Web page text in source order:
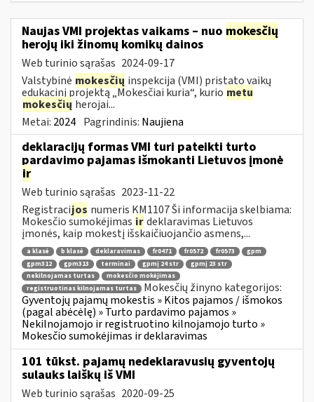
Naujas VMI projektas vaikams – nuo mokesčių
herojų iki žinomų komikų dainos
Web turinio sąrašas 2024-09-17
Valstybinė mokesčių inspekcija (VMI) pristato vaikų
edukacinį projektą „Mokesčiai kuria“, kurio metu
mokesčių herojai...
Metai: 2024 Pagrindinis: Naujiena
deklaracijų formas VMI turi pateikti turto
pardavimo pajamas išmokanti Lietuvos įmonė
ir
Web turinio sąrašas 2023-11-22
Registracijos numeris KM1107 Ši informacija skelbiama:
Mokesčio sumokėjimas irdeklaravimas Lietuvos
įmonės, kaip mokestį išskaičiuojančio asmens,...
a klasė b klasė deklaravimas fr0471 fr0572 fr0573
gpm
gpm312
gpm313 terminai gpmį 24 str
gpmį 23 str
nekilnojamas turtas
mokesčio mokėjimas
registruotinas kilnojamas turtas
Mokesčių žinyno kategorijos:
Gyventojų pajamų mokestis » Kitos pajamos / išmokos
(pagal abėcėlę) » Turto pardavimo pajamos »
Nekilnojamojo ir registruotino kilnojamojo turto »
Mokesčio sumokėjimas ir deklaravimas
101 tūkst. pajamų nedeklaravusių gyventojų
sulauks laiškų iš VMI
Web turinio sąrašas 2020-09-25